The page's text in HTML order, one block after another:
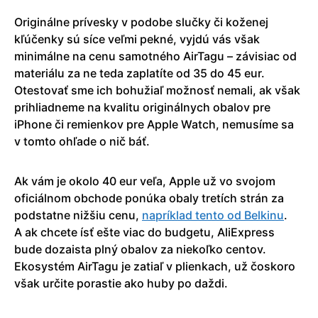
Originálne prívesky v podobe slučky či koženej
kľúčenky sú síce veľmi pekné, vyjdú vás však
minimálne na cenu samotného AirTagu – závisiac od
materiálu za ne teda zaplatíte od 35 do 45 eur.
Otestovať sme ich bohužiaľ možnosť nemali, ak však
prihliadneme na kvalitu originálnych obalov pre
iPhone či remienkov pre Apple Watch, nemusíme sa
v tomto ohľade o nič báť.
Ak vám je okolo 40 eur veľa, Apple už vo svojom
oficiálnom obchode ponúka obaly tretích strán za
podstatne nižšiu cenu, napríklad tento od Belkinu.
A ak chcete ísť ešte viac do budgetu, AliExpress
bude dozaista plný obalov za niekoľko centov.
Ekosystém AirTagu je zatiaľ v plienkach, už čoskoro
však určite porastie ako huby po daždi.